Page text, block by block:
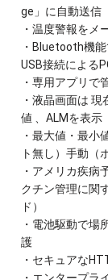
ge」に自動送信
・温度警報をメ
・Bluetooth機
USB接続による
・専用アプリで
・液晶画面は
値 、ALMを表示
・最大値・最小
ト無し）手動（
・アメリカ疾病
クチン管理に関
ド）
・電池駆動で場
護
・セキュアな